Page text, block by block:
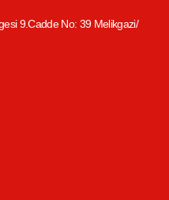
9.Cadde No: 39 Melikgazi/